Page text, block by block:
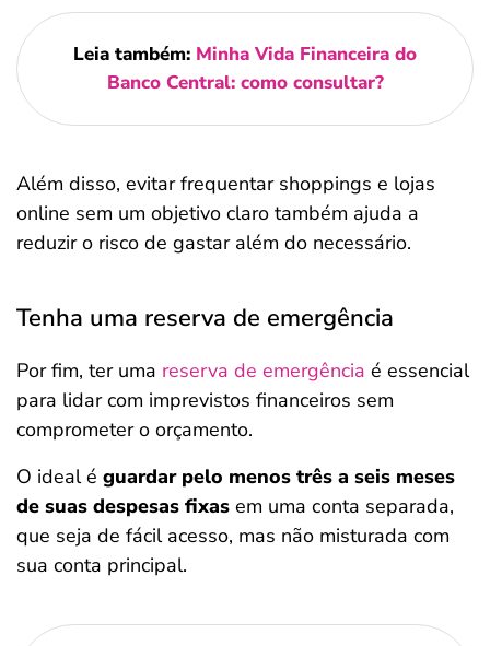
Leia também: Minha Vida Financeira do
Banco Central: como consultar?
Além disso, evitar frequentar shoppings e lojas
online sem um objetivo claro também ajuda a
reduzir o risco de gastar além do necessário.
Tenha uma reserva de emergência
Por fim, ter uma reserva de emergência é essencial
para lidar com imprevistos financeiros sem
comprometer o orçamento.
O ideal é guardar pelo menos três a seis meses
de suas despesas fixas em uma conta separada,
que seja de fácil acesso, mas não misturada com
sua conta principal.